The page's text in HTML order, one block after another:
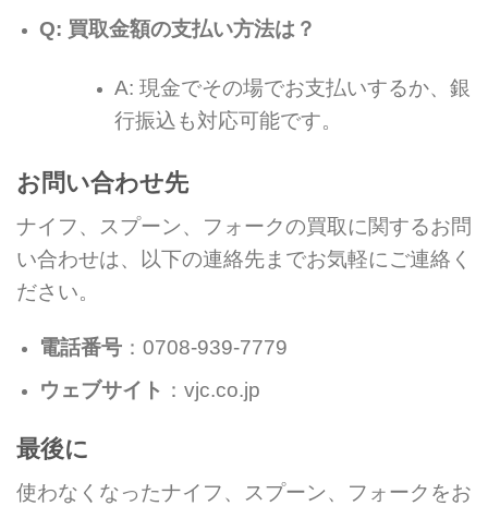
Q: 買取金額の支払い方法は？
A: 現金でその場でお支払いするか、銀
行振込も対応可能です。
お問い合わせ先
ナイフ、スプーン、フォークの買取に関するお問
い合わせは、以下の連絡先までお気軽にご連絡く
ださい。
電話番号：0708-939-7779
ウェブサイト ：vjc.co.jp
最後に
使わなくなったナイフ、スプーン、フォークをお